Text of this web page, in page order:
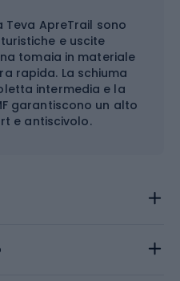
ApreTrail sono
e uscite
tomaia in materiale
rapida. La schiuma
intermedia e la
garantiscono un alto
e antiscivolo.